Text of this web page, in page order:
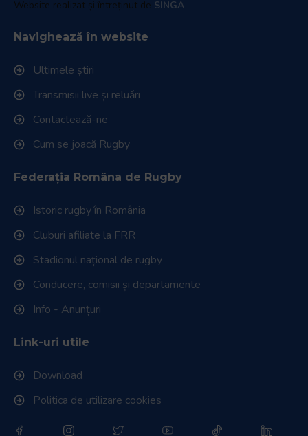
Website realizat și întreținut de SINGA
Navighează în website
Ultimele știri
Transmisii live și reluări
Contactează-ne
Cum se joacă Rugby
Federația Româna de Rugby
Istoric rugby în România
Cluburi afiliate la FRR
Stadionul național de rugby
Conducere, comisii și departamente
Info - Anunțuri
Link-uri utile
Download
Politica de utilizare cookies